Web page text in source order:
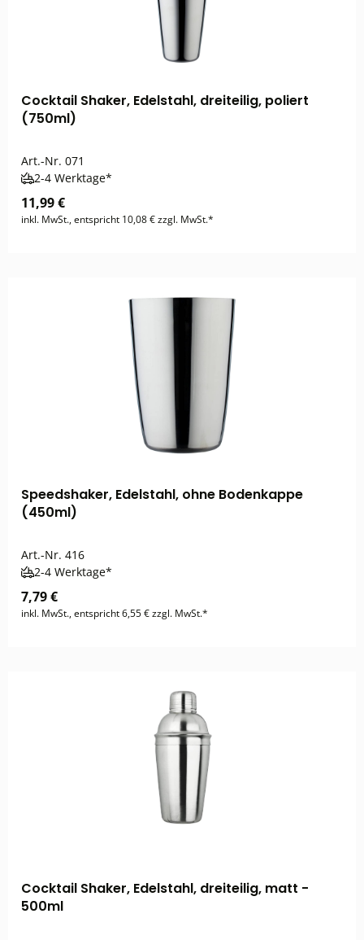
Cocktail Shaker, Edelstahl, dreiteilig, poliert
(750ml)
Art.-Nr. 071
2-4 Werktage*
11,99 €
inkl. MwSt., entspricht 10,08 € zzgl. MwSt.*
Speedshaker, Edelstahl, ohne Bodenkappe
(450ml)
Art.-Nr. 416
2-4 Werktage*
7,79 €
inkl. MwSt., entspricht 6,55 € zzgl. MwSt.*
Cocktail Shaker, Edelstahl, dreiteilig, matt -
500ml